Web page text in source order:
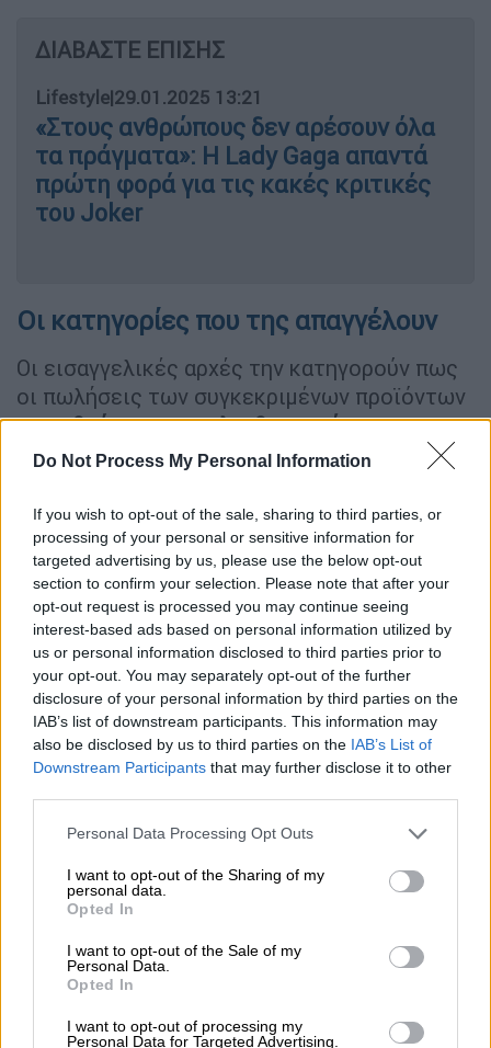
Do Not Process My Personal Information
If you wish to opt-out of the sale, sharing to third parties, or
processing of your personal or sensitive information for
targeted advertising by us, please use the below opt-out
section to confirm your selection. Please note that after your
opt-out request is processed you may continue seeing
interest-based ads based on personal information utilized by
us or personal information disclosed to third parties prior to
your opt-out. You may separately opt-out of the further
disclosure of your personal information by third parties on the
IAB’s list of downstream participants. This information may
also be disclosed by us to third parties on the IAB’s List of
Downstream Participants that may further disclose it to other
Please note that this website/app uses one or more Google
not limited to your visit or usage behaviour. You may click to
grant or deny consent to Google and its third-party tags to
use your data for below specified purposes in below Google
consent section.
Personal Data Processing Opt Outs
I want to opt-out of the Sharing of my
personal data.
Opted In
I want to opt-out of the Sale of my
Personal Data.
Opted In
I want to opt-out of processing my
Personal Data for Targeted Advertising.
ΔΙΑΒΑΣΤΕ ΕΠΙΣΗΣ
Lifestyle|29.01.2025 13:21
«Στους ανθρώπους δεν αρέσουν όλα
τα πράγματα»: Η Lady Gaga απαντά
πρώτη φορά για τις κακές κριτικές
του Joker
Οι κατηγορίες που της απαγγέλουν
Οι εισαγγελικές αρχές την κατηγορούν πως
οι πωλήσεις των συγκεκριμένων προϊόντων
προωθούνταν ως φιλανθρωπικές
πρωτοβουλίες , παραπλανώντας τους
να ξεκινήσει στις 23 Σεπτεμβρίου του 2025,
ενώ αναμένεται να καταθέσουν και οκτώ
καταναλωτές που είχαν αγοράσει τα
προϊόντα.
Σε ανακοίνωσή της, η Φεράνι δήλωσε:
Πίστευα ειλικρινά ότι δεν θα χρειαζόταν να
τελεσθεί δίκη για να μπορέσω να αποδείξω
ότι δεν ευθύνομαι για κανενός είδους απάτη
Δυστυχώς, θα πρέπει να συνυπάρξω για
καιρό ακόμη με την κατηγορία αυτή, την
να παλέψω με ακόμη μεγαλύτερη
αποφασιστικότητα ώστε να προκύψει η
απόλυτη αθωότητά μου».
Οι δικηγόροι τηςinfluencerυποστηρίζουν
πως «η Κιάρα Φεράνι δεν έχει διαπράξει
κανένα έγκλημα» και δηλώνουν βέβαιοι ότι η
υπόθεση δεν έχει ποινικές προεκτάσεις. «